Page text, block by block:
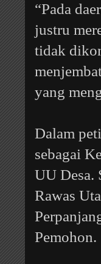
“Pada
justru
tidak
yang
Dalam
sebagai
UU Desa.
Rawas
Pemohon.